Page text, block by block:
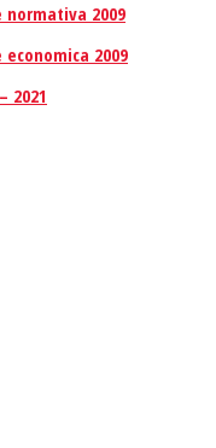
normativa 2009
2009
2021